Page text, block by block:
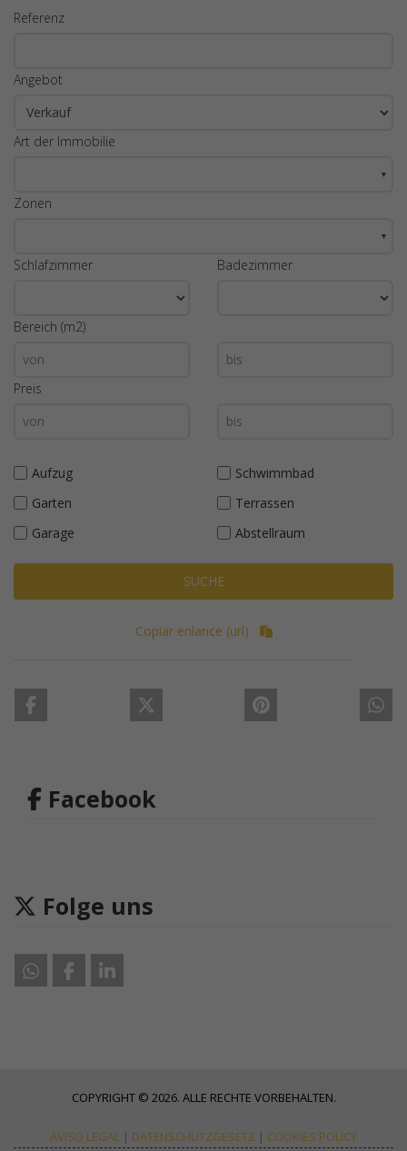
Referenz
Angebot
Art der Immobilie
▼
Zonen
▼
Schlafzimmer Badezimmer
Bereich (m2)
Preis
Aufzug
Schwimmbad
Garten
Terrassen
Garage
Abstellraum
SUCHE
Copiar enlance (url)
Facebook
Folge uns
COPYRIGHT © 2026. ALLE RECHTE VORBEHALTEN.
AVISO LEGAL | DATENSCHUTZGESETZ | COOKIES POLICY